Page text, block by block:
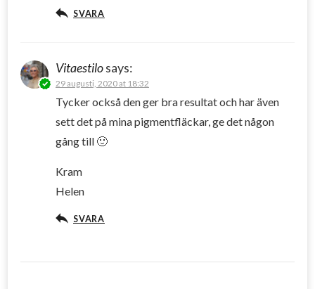
SVARA
Vitaestilosays:
29 augusti, 2020 at 18:32
Tycker också den ger bra resultat och har även
sett det på mina pigmentfläckar, ge det någon
gång till 🙂
Kram
Helen
SVARA